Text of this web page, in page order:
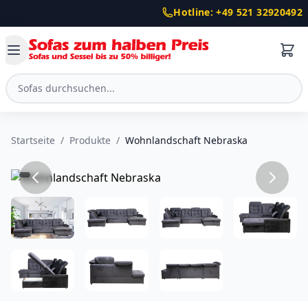
Hotline: +49 521 32920492
Startseite / Produkte / Wohnlandschaft Nebraska